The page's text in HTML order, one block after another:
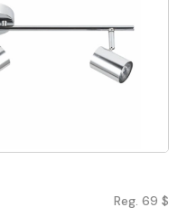
Reg. 69 $